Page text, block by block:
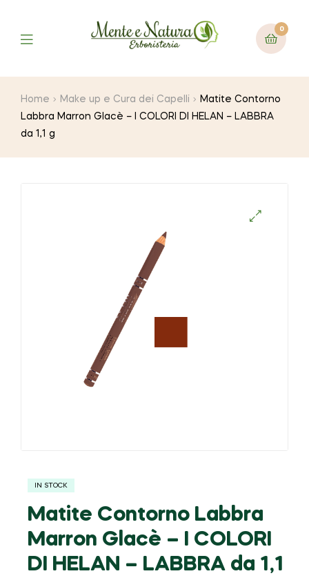
0
Home Make up e Cura dei Capelli
Matite Contorno
Labbra Marron Glacè – I COLORI DI HELAN – LABBRA
da 1,1 g
IN STOCK
Matite Contorno Labbra
Marron Glacè – I COLORI
DI HELAN – LABBRA da 1,1